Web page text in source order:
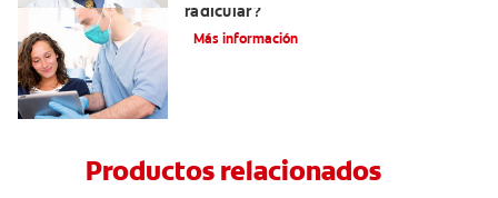
radicular?
Más información
Productos relacionados